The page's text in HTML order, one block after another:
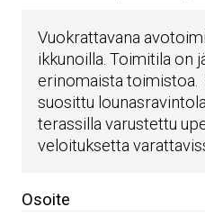
Vuokrattavana
ikkunoilla. Toimitila on
erinomaista
suosittu
terassilla varustettu
veloituksetta
Osoite